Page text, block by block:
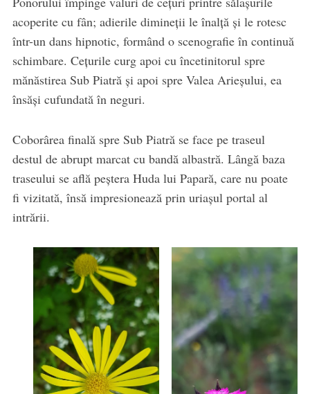
acoperite cu fân; adierile dimineții le înalță și le rotesc
într-un dans hipnotic, formând o scenografie în continuă
schimbare. Cețurile curg apoi cu încetinitorul spre
mănăstirea Sub Piatră și apoi spre Valea Arieșului, ea
însăși cufundată în neguri.
Coborârea finală spre Sub Piatră se face pe traseul
destul de abrupt marcat cu bandă albastră. Lângă baza
traseului se află peștera Huda lui Papară, care nu poate
fi vizitată, însă impresionează prin uriașul portal al
intrării.